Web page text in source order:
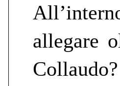
allegare
Collaudo?